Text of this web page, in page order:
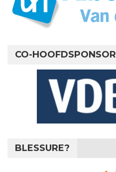
CO-HOOFDSPONSOR
BLESSURE?